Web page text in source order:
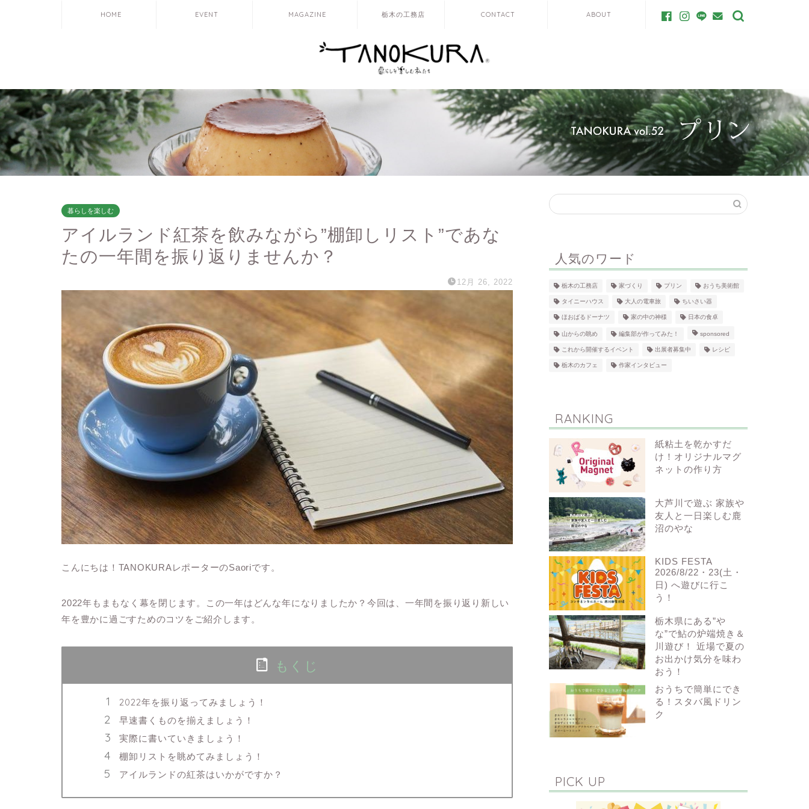
HOME EVENT MAGAZINE 栃木の工務店 CONTACT ABOUT
暮らしを楽しむ
アイルランド紅茶を飲みながら”棚卸しリスト”であな
たの一年間を振り返りませんか？
12月 26, 2022
こんにちは！TANOKURAレポーターのSaoriです。
2022年もまもなく幕を閉じます。この一年はどんな年になりましたか？今回は、一年間を振り返り新しい
年を豊かに過ごすためのコツをご紹介します。
もくじ
2022年を振り返ってみましょう！
早速書くものを揃えましょう！
実際に書いていきましょう！
棚卸リストを眺めてみましょう！
アイルランドの紅茶はいかがですか？
人気のワード
栃木の工務店 家づくり プリン おうち美術館
タイニーハウス 大人の電車旅 ちいさい器
ほおばるドーナツ 家の中の神様 日本の食卓
山からの眺め 編集部が作ってみた！ sponsored
これから開催するイベント 出展者募集中 レシピ
栃木のカフェ 作家インタビュー
RANKING
紙粘土を乾かすだ
け！オリジナルマグ
ネットの作り方
大芦川で遊ぶ 家族や
友人と一日楽しむ鹿
沼のやな
KIDS FESTA
2026/8/22・23(土・
日) へ遊びに行こ
う！
栃木県にある”や
な”で鮎の炉端焼き＆
川遊び！ 近場で夏の
お出かけ気分を味わ
おう！
おうちで簡単にでき
る！スタバ風ドリン
ク
PICK UP